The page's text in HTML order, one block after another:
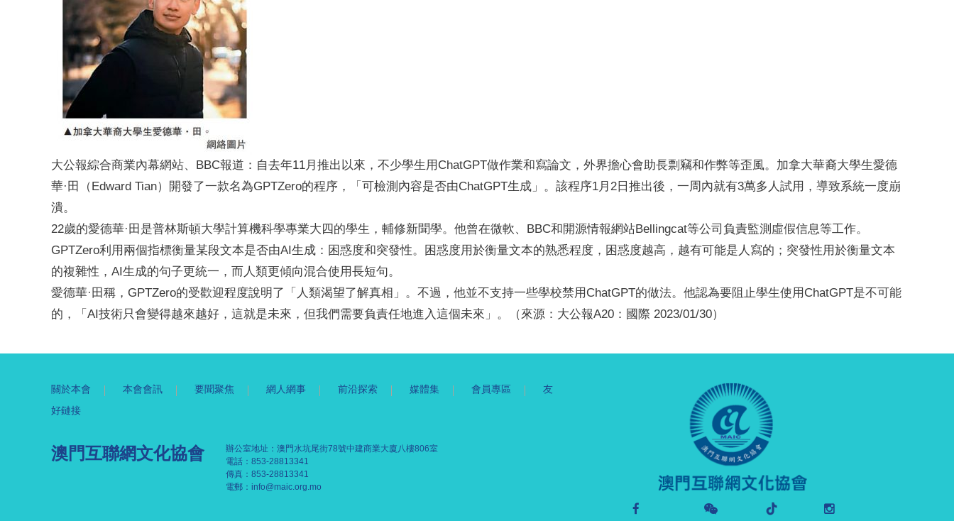
大公報綜合商業內幕網站、BBC報道：自去年11月推出以來，不少學生用ChatGPT做作業和寫論文，外界擔心會助長剽竊和作弊等歪風。加拿大華裔大學生愛德
華·田（Edward Tian）開發了一款名為GPTZero的程序，「可檢測內容是否由ChatGPT生成」。該程序1月2日推出後，一周內就有3萬多人試用，導致系統一度崩
潰。
22歲的愛德華·田是普林斯頓大學計算機科學專業大四的學生，輔修新聞學。他曾在微軟、BBC和開源情報網站Bellingcat等公司負責監測虛假信息等工作。
GPTZero利用兩個指標衡量某段文本是否由AI生成：困惑度和突發性。困惑度用於衡量文本的熟悉程度，困惑度越高，越有可能是人寫的；突發性用於衡量文本
的複雜性，AI生成的句子更統一，而人類更傾向混合使用長短句。
愛德華·田稱，GPTZero的受歡迎程度說明了「人類渴望了解真相」。不過，他並不支持一些學校禁用ChatGPT的做法。他認為要阻止學生使用ChatGPT是不可能
的，「AI技術只會變得越來越好，這就是未來，但我們需要負責任地進入這個未來」。（來源：大公報A20：國際 2023/01/30）
關於本會 本會會訊 要聞聚焦 網人網事 前沿探索 媒體集 會員專區
友
好鏈接
澳門互聯網文化協會
辦公室地址：澳門水坑尾街78號中建商業大廈八樓806室
電話：853-28813341
傳真：853-28813341
電郵： info@maic.org.mo